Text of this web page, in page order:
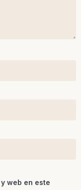
web en este